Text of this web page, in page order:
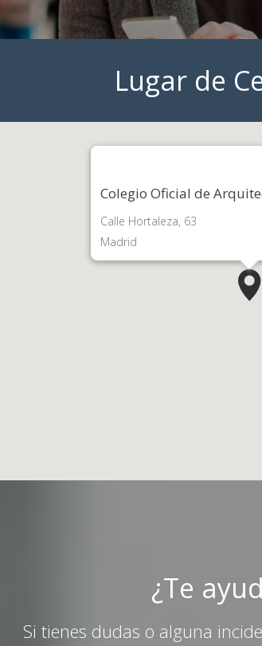
Lugar de
Colegio Oficial de
Calle Hortaleza, 63
Madrid
¿Te
Si tienes dudas o alguna